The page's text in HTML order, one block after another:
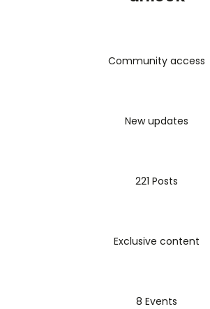
Community access
New updates
221 Posts
Exclusive content
8 Events